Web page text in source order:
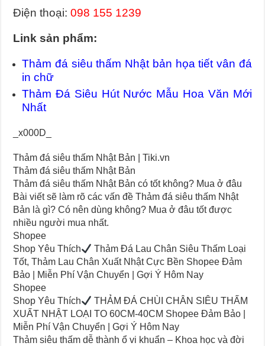
Điện thoại:098 155 1239
Link sản phẩm:
Thảm đá siêu thấm Nhật bản họa tiết vân đá
in chữ
Thảm Đá Siêu Hút Nước Mẫu Hoa Văn Mới
Nhất
_x000D_
Thảm đá siêu thấm Nhật Bản | Tiki.vn
Thảm đá siêu thấm Nhật Bản
Thảm đá siêu thấm Nhật Bản có tốt không? Mua ở đâu
Bài viết sẽ làm rõ các vấn đề Thảm đá siêu thấm Nhật
Bản là gì? Có nên dùng không? Mua ở đâu tốt được
nhiều người mua nhất.
Shopee
Shop Yêu Thích
Thảm Đá Lau Chân Siêu Thấm Loại
Tốt, Thảm Lau Chân Xuất Nhật Cực Bền Shopee Đảm
Bảo | Miễn Phí Vận Chuyển | Gợi Ý Hôm Nay
Shopee
Shop Yêu Thích
THẢM ĐÁ CHÙI CHÂN SIÊU THẤM
XUẤT NHẬT LOẠI TO 60CM-40CM Shopee Đảm Bảo |
Miễn Phí Vận Chuyển | Gợi Ý Hôm Nay
Thảm siêu thấm dễ thành ổ vi khuẩn – Khoa học và đời